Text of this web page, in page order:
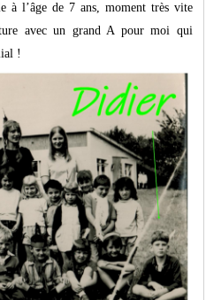
à l’âge de 7 ans, moment très vite
avec un grand A pour moi qui
!